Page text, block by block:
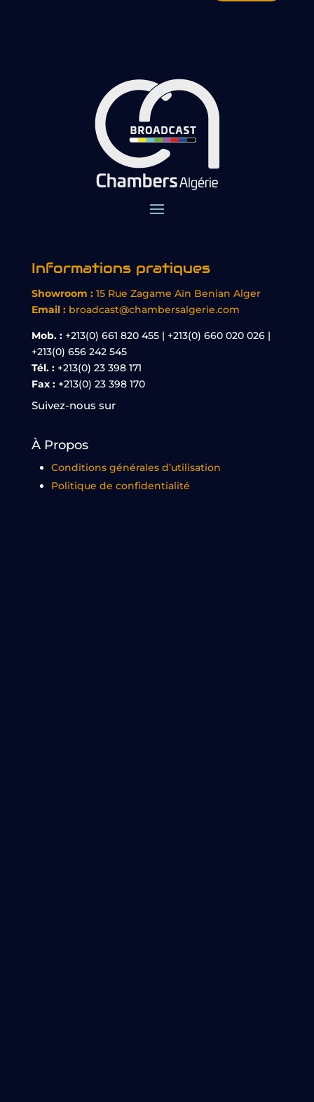
Informations pratiques
Showroom : 15 Rue Zagame Aïn Benian Alger
Email : broadcast@chambersalgerie.com
Mob. :+213(0) 661 820 455 | +213(0) 660 020 026 |
+213(0) 656 242 545
Tél. : +213(0) 23 398 171
Fax : +213(0) 23 398 170
Suivez-nous sur
À Propos
Conditions générales d’utilisation
Politique de confidentialité